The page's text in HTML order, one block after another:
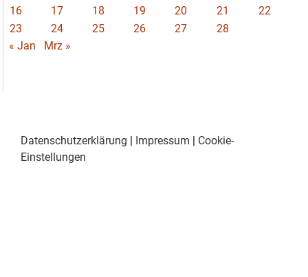
16
17 18 19 20 21
22
23
24 25 26 27
28
« Jan
Mrz »
Datenschutzerklärung | Impressum | Cookie-
Einstellungen